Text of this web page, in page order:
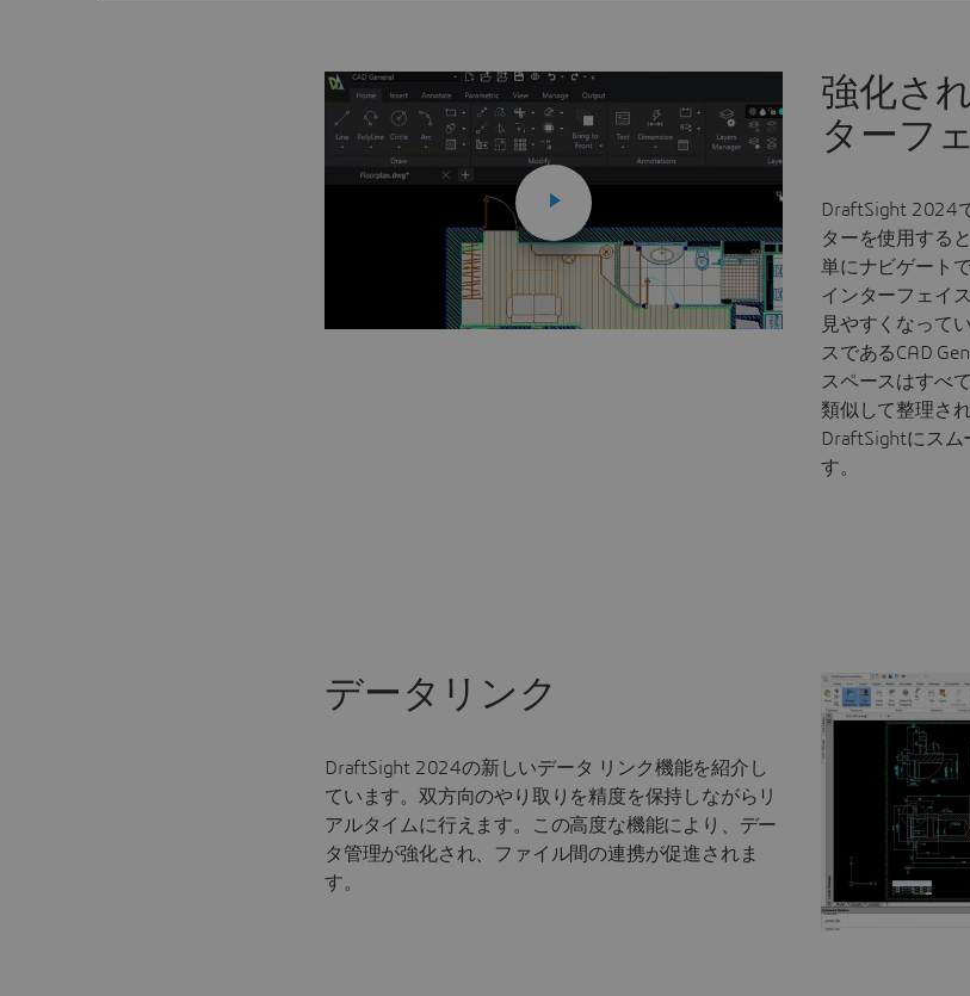
強化さ
ターフ
DraftSight 2024
ターを使用する
単にナビゲート
インターフェイ
見やすくなって
スであるCAD
スペースはすべ
類似して整理さ
DraftSightにスム
す。
データリンク
DraftSight 2024の新しいデータ リンク機能を紹介し
ています。双方向のやり取りを精度を保持しながらリ
アルタイムに行えます。この高度な機能により、デー
タ管理が強化され、ファイル間の連携が促進されま
す。